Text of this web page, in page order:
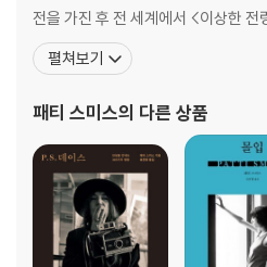
전을 가진 후 전 세계에서 <이상한
> <베일> <18개 역> 등의 전시회를
왔다. 패티 스미스는 2005년 프랑스
출판인협회창립자상, 스웨덴 폴라
펼쳐보기
패티 스미스의 다른 상품